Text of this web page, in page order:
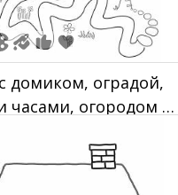
домиком, оградой,
часами, огородом и